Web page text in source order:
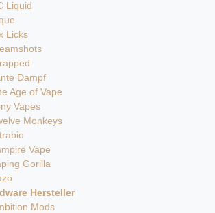
Liquid
Licks
Dampf
Age of Vape
Vapes
Monkeys
Vape
Gorilla
Hersteller
Mods